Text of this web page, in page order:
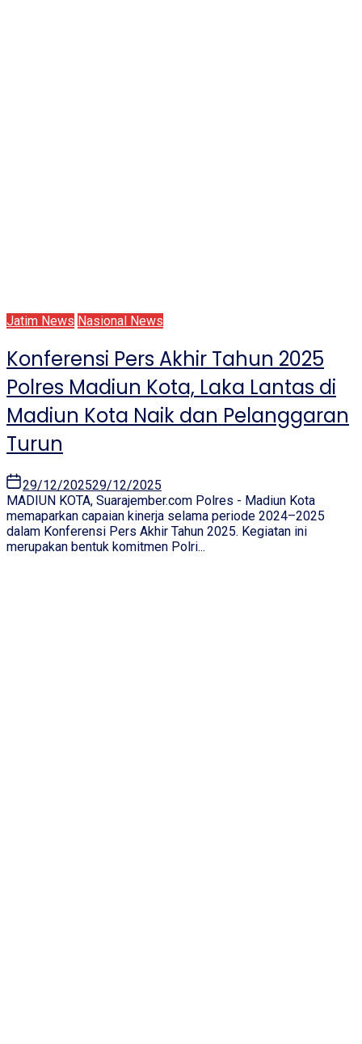
Jatim News Nasional News
Konferensi Pers Akhir Tahun 2025
Polres Madiun Kota, Laka Lantas di
Madiun Kota Naik dan Pelanggaran
Turun
29/12/202529/12/2025
MADIUN KOTA, Suarajember.com Polres - Madiun Kota
memaparkan capaian kinerja selama periode 2024–2025
dalam Konferensi Pers Akhir Tahun 2025. Kegiatan ini
merupakan bentuk komitmen Polri...